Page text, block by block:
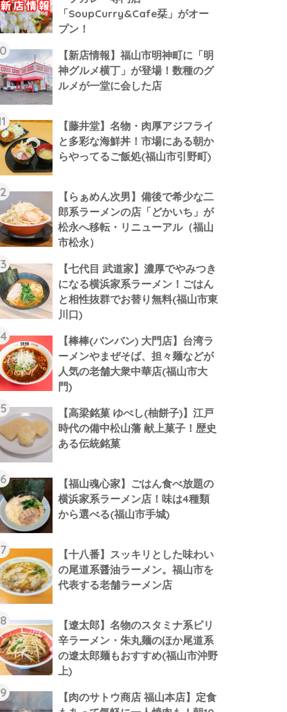
「SoupCurry&Cafe栞」がオー
プン！
【新店情報】福山市明神町に「明
神グルメ横丁」が登場！数種のグ
ルメが一堂に会した店
【藤井堂】名物・肉厚アジフライ
と多彩な海鮮丼！市場にある朝か
らやってるご飯処(福山市引野町)
【らぁめん次男】備後で希少な二
郎系ラーメンの店「どかいち」が
松永へ移転・リニューアル（福山
市松永）
【七代目 武道家】濃厚でやみつき
になる横浜家系ラーメン！ごはん
と相性抜群でお替り無料(福山市東
川口)
【棒棒(バンバン) 大門店】台湾ラ
ーメンやまぜそば、担々麺などが
人気の老舗大衆中華店(福山市大
門)
【高梁銘菓 ゆべし(柚餅子)】江戸
時代の備中松山藩 献上菓子！歴史
ある伝統銘菓
【福山魂心家】ごはん食べ放題の
横浜家系ラーメン店！味は4種類
から選べる(福山市手城)
【十八番】スッキリとした味わい
の尾道系醤油ラーメン。福山市を
代表する老舗ラーメン店
【遼太郎】名物のスタミナ系ピリ
辛ラーメン・朱丸麺のほか尾道系
の遼太郎麺もおすすめ(福山市沖野
上)
【肉のサトウ商店 福山本店】定食